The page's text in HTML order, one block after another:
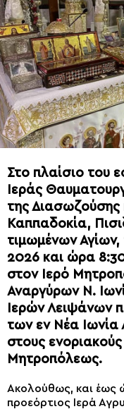
Στο πλαίσιο του
Ιεράς
της Διασωζούσης
Καππαδοκία,
τιμωμένων
2026 και ώρα
στον Ιερό
Αναργύρων Ν.
Ιερών Λειψάνων
των εν Νέα Ιωνία
στους
Μητροπόλεως.
Ακολούθως, και έως
προεόρτιος Ιερά